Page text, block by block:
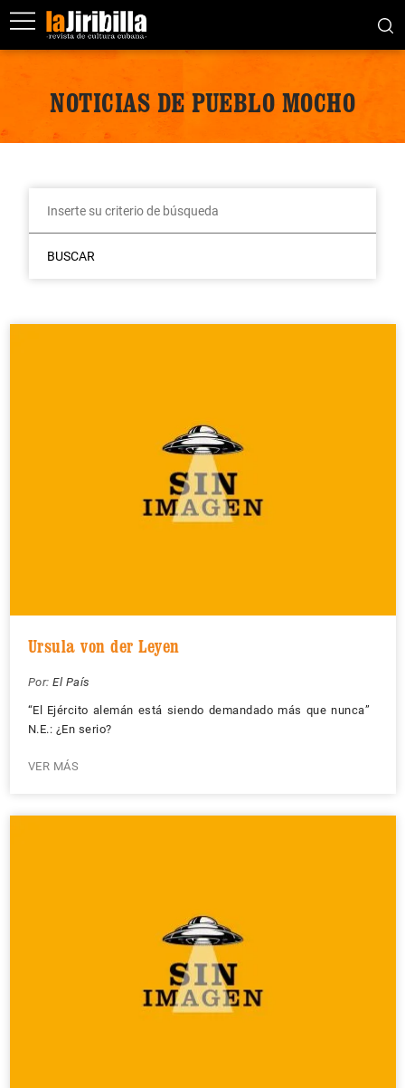
NOTICIAS DE PUEBLO MOCHO
BUSCAR
Ursula von der Leyen
Por: El País
“El Ejército alemán está siendo demandado más que nunca”
N.E.: ¿En serio?
VER MÁS